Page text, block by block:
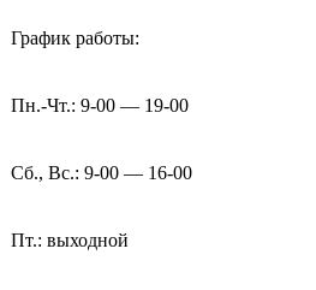
График работы:
Пн.-Чт.: 9-00 — 19-00
Сб., Вс.: 9-00 — 16-00
Пт.: выходной